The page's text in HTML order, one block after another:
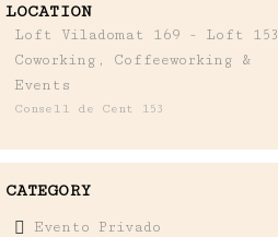
LOCATION
Loft Viladomat 169 - Loft 153
Coworking, Coffeeworking &
Events
Consell de Cent 153
CATEGORY
Evento Privado